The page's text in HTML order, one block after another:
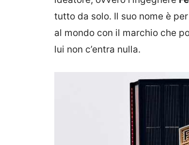
tutto da solo. Il suo nome è
al mondo con il marchio che
lui non c’entra nulla.